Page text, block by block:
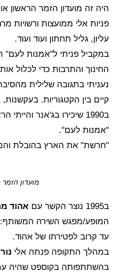
היה זה מועדון הזמר הראשון
פניות אלי ממועצות ורשויות
עליון, גליל תחתון ועוד ועוד.
במקביל פניתי ל"אמנות
החינוך והתרבות כדי לכלול
נעניתי בתגובה שלילית
קיים בין הקטגוריות.
ב1990 שיכירו בג'אנר
"אמנות לעם".
"חרשת" את הארץ בהובלת
מועדון
ב1995 נוצר הקשר עם אהוד
המופע/מפגש השירה המשותף:
עד קרוב לפטירתו של אהוד.
במהלך התקופה פנתה אלי
בהשתתפותה בקוספט שהיה עם